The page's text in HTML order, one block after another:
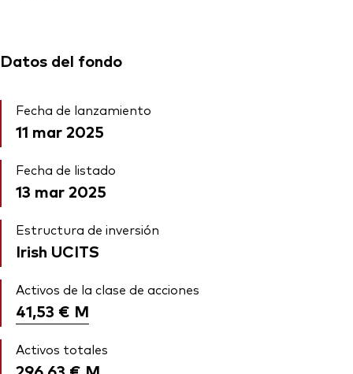
Datos del fondo
Fecha de lanzamiento
11 mar 2025
Fecha de listado
13 mar 2025
Estructura de inversión
Irish UCITS
Activos de la clase de acciones
41,53 € M
Activos totales